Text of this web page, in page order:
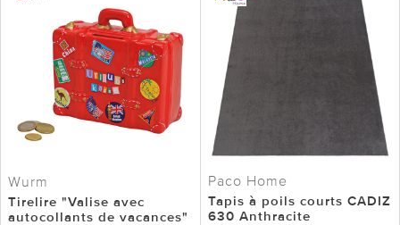
Wurm
Tirelire "Valise avec
autocollants de vacances"
Paco Home
Tapis à poils courts CADIZ
630 Anthracite